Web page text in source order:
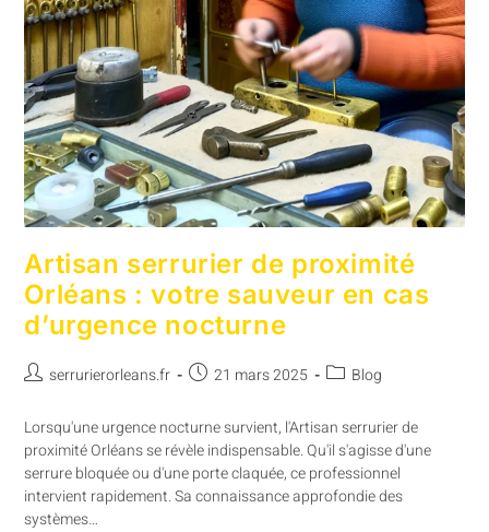
Artisan serrurier de proximité
Orléans : votre sauveur en cas
d’urgence nocturne
serrurierorleans.fr 21 mars 2025 Blog
Lorsqu'une urgence nocturne survient, l'Artisan serrurier de
proximité Orléans se révèle indispensable. Qu'il s'agisse d'une
serrure bloquée ou d'une porte claquée, ce professionnel
intervient rapidement. Sa connaissance approfondie des
systèmes…